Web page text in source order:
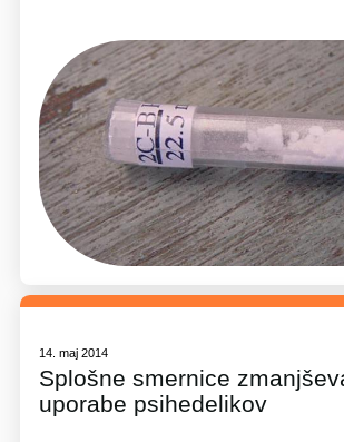
14. maj 2014
Splošne smernice
uporabe psihedelikov